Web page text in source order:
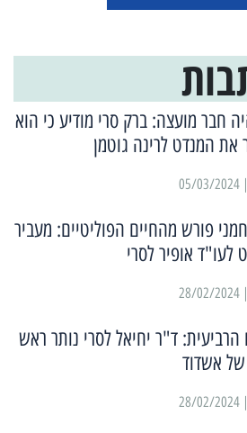
חבר מועצה: ברק סרי מודיע כי הוא
את המנדט לרינה גוטמן
פורש מהחיים הפוליטיים: מעביר
לעו"ד אופיר לסרי
ד"ר יחיאל לסרי נותר ראש
אשדוד